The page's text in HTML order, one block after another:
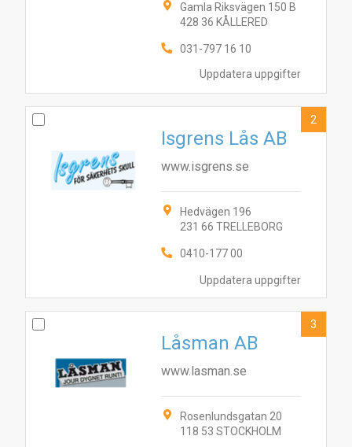
Uppdatera uppgifter
Gamla Riksvägen 150 B
428 36 KÅLLERED
031-797 16 10
Uppdatera uppgifter
Isgrens Lås AB
www.isgrens.se
Hedvägen 196
231 66 TRELLEBORG
0410-177 00
2
Låsman AB
www.lasman.se
Rosenlundsgatan 20
118 53 STOCKHOLM
3